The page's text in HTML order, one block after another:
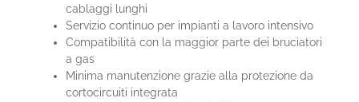
cablaggi lunghi
Servizio continuo per impianti a lavoro intensivo
Compatibilità con la maggior parte dei bruciatori
a gas
Minima manutenzione grazie alla protezione da
cortocircuiti integrata